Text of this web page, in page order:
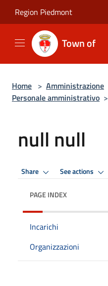
Region Piedmont
Town of
Home > Amministrazione
Personale amministrativo >
null null
Share See actions
PAGE INDEX
Incarichi
Organizzazioni